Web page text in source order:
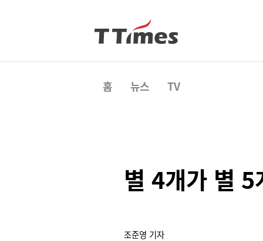
홈 뉴스 TV
별 4개가 별 5
조준영 기자